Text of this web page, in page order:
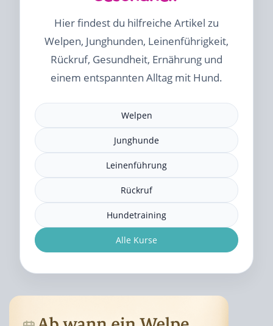
Hier findest du hilfreiche Artikel zu
Welpen, Junghunden, Leinenführigkeit,
Rückruf, Gesundheit, Ernährung und
einem entspannten Alltag mit Hund.
Welpen
Junghunde
Leinenführung
Rückruf
Hundetraining
Alle Kurse